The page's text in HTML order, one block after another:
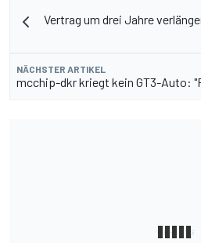
Vertrag um drei Jahre
NÄCHSTER ARTIKEL
mcchip-dkr kriegt kein GT3-Auto: